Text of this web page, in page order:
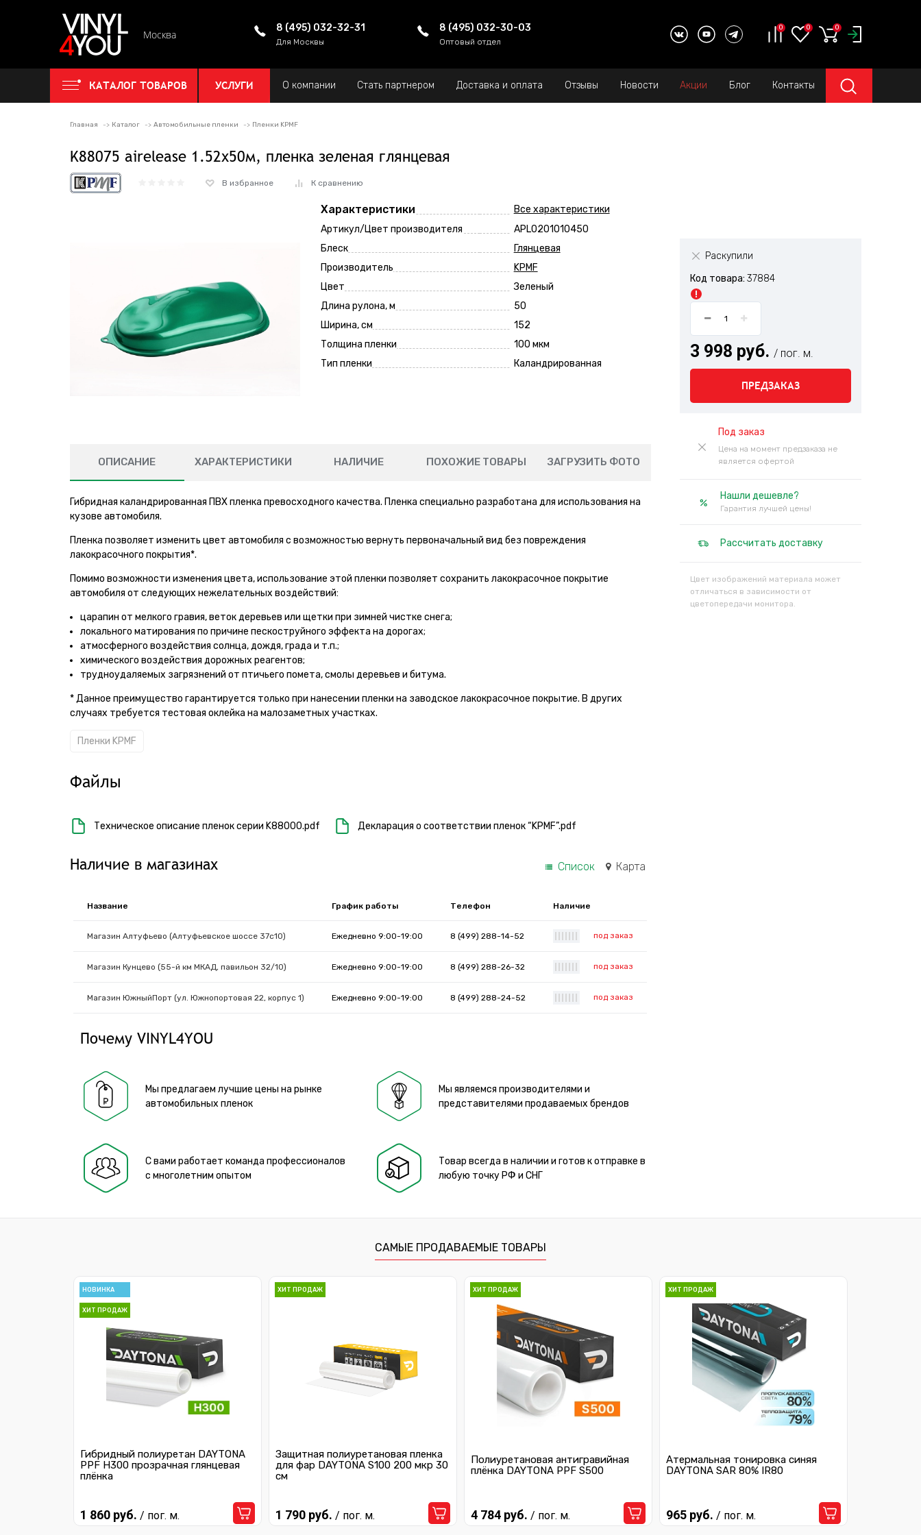
Москва
8 (495) 032-32-31
Для Москвы
8 (495) 032-30-03
Оптовый отдел
0 0 0
КАТАЛОГ ТОВАРОВ УСЛУГИ О компании Стать партнером Доставка и оплата Отзывы Новости Акции Блог Контакты
Главная Каталог Автомобильные пленки Пленки KPMF
K88075 airelease 1.52х50м, пленка зеленая глянцевая
В избранное К сравнению
Характеристики
Все характеристики
Артикул/Цвет производителя
APL0201010450
Блеск
Глянцевая
Производитель
KPMF
Цвет
Зеленый
Длина рулона, м
50
Ширина, см
152
Толщина пленки
100 мкм
Тип пленки
Каландрированная
Раскупили
Код товара: 37884
3 998 руб. / пог. м.
ПРЕДЗАКАЗ
Под заказ
Цена на момент предзаказа не
является офертой
Нашли дешевле?
Гарантия лучшей цены!
Рассчитать доставку
Цвет изображений материала может
отличаться в зависимости от
цветопередачи монитора.
ОПИСАНИЕ ХАРАКТЕРИСТИКИ НАЛИЧИЕ ПОХОЖИЕ ТОВАРЫ ЗАГРУЗИТЬ ФОТО
Гибридная каландрированная ПВХ пленка превосходного качества. Пленка специально разработана для использования на
кузове автомобиля.
Пленка позволяет изменить цвет автомобиля с возможностью вернуть первоначальный вид без повреждения
лакокрасочного покрытия*.
Помимо возможности изменения цвета, использование этой пленки позволяет сохранить лакокрасочное покрытие
автомобиля от следующих нежелательных воздействий:
царапин от мелкого гравия, веток деревьев или щетки при зимней чистке снега;
локального матирования по причине пескоструйного эффекта на дорогах;
атмосферного воздействия солнца, дождя, града и т.п.;
химического воздействия дорожных реагентов;
трудноудаляемых загрязнений от птичьего помета, смолы деревьев и битума.
* Данное преимущество гарантируется только при нанесении пленки на заводское лакокрасочное покрытие. В других
случаях требуется тестовая оклейка на малозаметных участках.
Пленки KPMF
Файлы
Техническое описание пленок серии K88000.pdf Декларация о соответствии пленок “KPMF”.pdf
Наличие в магазинах Список Карта
Название График работы Телефон Наличие
Магазин Алтуфьево (Алтуфьевское шоссе 37с10) Ежедневно 9:00-19:00 8 (499) 288-14-52 под заказ
Магазин Кунцево (55-й км МКАД, павильон 32/10) Ежедневно 9:00-19:00 8 (499) 288-26-32 под заказ
Магазин ЮжныйПорт (ул. Южнопортовая 22, корпус 1) Ежедневно 9:00-19:00 8 (499) 288-24-52 под заказ
Почему VINYL4YOU
Мы предлагаем лучшие цены на рынке
автомобильных пленок
Мы являемся производителями и
представителями продаваемых брендов
С вами работает команда профессионалов
с многолетним опытом
Товар всегда в наличии и готов к отправке в
любую точку РФ и СНГ
САМЫЕ ПРОДАВАЕМЫЕ ТОВАРЫ
НОВИНКА
ХИТ ПРОДАЖ
Гибридный полиуретан DAYTONA
PPF H300 прозрачная глянцевая
плёнка
1 860 руб. / пог. м.
ХИТ ПРОДАЖ
Защитная полиуретановая пленка
для фар DAYTONA S100 200 мкр 30
см
1 790 руб. / пог. м.
ХИТ ПРОДАЖ
Полиуретановая антигравийная
плёнка DAYTONA PPF S500
4 784 руб. / пог. м.
ХИТ ПРОДАЖ
Атермальная тонировка синяя
DAYTONA SAR 80% IR80
965 руб. / пог. м.